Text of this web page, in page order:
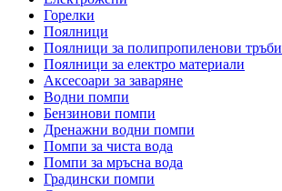
Горелки
Поялници
Поялници за полипропиленови тръби
Поялници за електро материали
Аксесоари за заваряне
Водни помпи
Бензинови помпи
Дренажни водни помпи
Помпи за чиста вода
Помпи за мръсна вода
Градински помпи